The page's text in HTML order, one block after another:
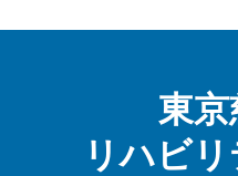
東
リハビ